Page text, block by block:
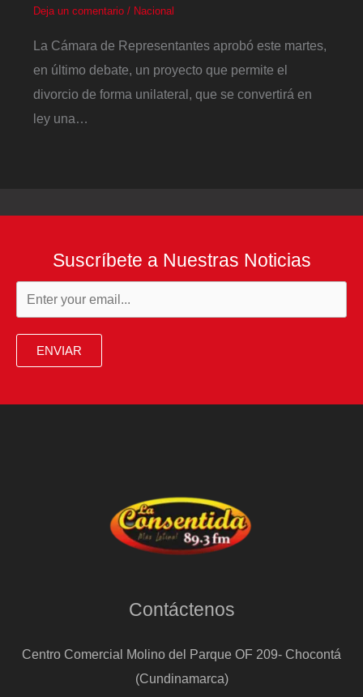
Deja un comentario / Nacional
La Cámara de Representantes aprobó este martes,
en último debate, un proyecto que permite el
divorcio de forma unilateral, que se convertirá en
ley una…
Suscríbete a Nuestras Noticias
ENVIAR
Contáctenos
Centro Comercial Molino del Parque OF 209- Chocontá
(Cundinamarca)